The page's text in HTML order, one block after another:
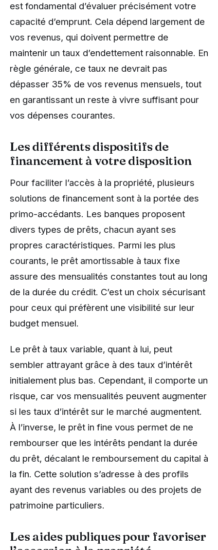
est fondamental d’évaluer précisément votre
capacité d’emprunt. Cela dépend largement de
vos revenus, qui doivent permettre de
maintenir un taux d’endettement raisonnable. En
règle générale, ce taux ne devrait pas
dépasser 35% de vos revenus mensuels, tout
en garantissant un reste à vivre suffisant pour
vos dépenses courantes.
Les différents dispositifs de
financement à votre disposition
Pour faciliter l’accès à la propriété, plusieurs
solutions de financement sont à la portée des
primo-accédants. Les banques proposent
divers types de prêts, chacun ayant ses
propres caractéristiques. Parmi les plus
courants, le prêt amortissable à taux fixe
assure des mensualités constantes tout au long
de la durée du crédit. C’est un choix sécurisant
pour ceux qui préfèrent une visibilité sur leur
budget mensuel.
Le prêt à taux variable, quant à lui, peut
sembler attrayant grâce à des taux d’intérêt
initialement plus bas. Cependant, il comporte un
risque, car vos mensualités peuvent augmenter
si les taux d’intérêt sur le marché augmentent.
À l’inverse, le prêt in fine vous permet de ne
rembourser que les intérêts pendant la durée
du prêt, décalant le remboursement du capital à
la fin. Cette solution s’adresse à des profils
ayant des revenus variables ou des projets de
patrimoine particuliers.
Les aides publiques pour favoriser